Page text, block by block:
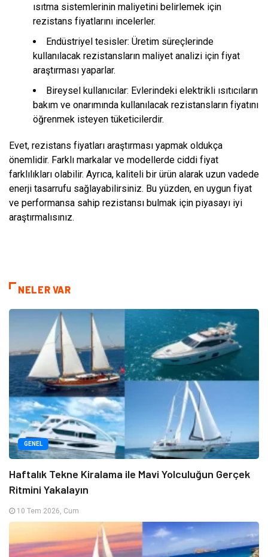
ısıtma sistemlerinin maliyetini belirlemek için
rezistans fiyatlarını incelerler.
Endüstriyel tesisler: Üretim süreçlerinde
kullanılacak rezistansların maliyet analizi için fiyat
araştırması yaparlar.
Bireysel kullanıcılar: Evlerindeki elektrikli ısıtıcıların
bakım ve onarımında kullanılacak rezistansların fiyatını
öğrenmek isteyen tüketicilerdir.
Evet, rezistans fiyatları araştırması yapmak oldukça
önemlidir. Farklı markalar ve modellerde ciddi fiyat
farklılıkları olabilir. Ayrıca, kaliteli bir ürün alarak uzun vadede
enerji tasarrufu sağlayabilirsiniz. Bu yüzden, en uygun fiyat
ve performansa sahip rezistansı bulmak için piyasayı iyi
araştırmalısınız.
NELER VAR
GENEL
Haftalık Tekne Kiralama ile Mavi Yolculuğun Gerçek
Ritmini Yakalayın
10 Tem 2026, Cum